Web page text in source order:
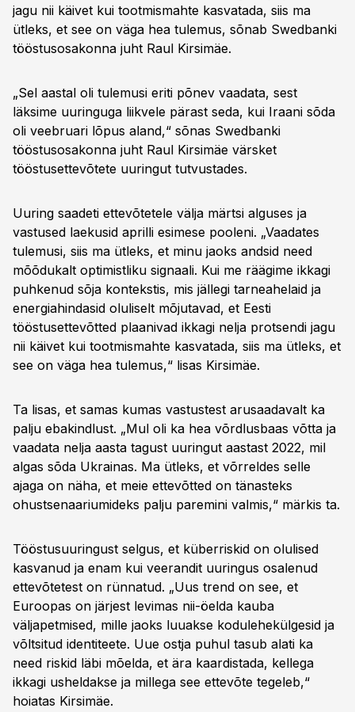
21:01Tootearendus ja palgaküsimused
24:26 Eksport ja sihtturud
30:29Investeerimiskliima paranemine
37:03 Digitaliseerimise ja automatiseerimise
vajadus
43:31
AI kasutamine tööstuses
jagu nii käivet kui tootmismahte kasvatada, siis ma
ütleks, et see on väga hea tulemus, sõnab Swedbanki
tööstusosakonna juht Raul Kirsimäe.
„Sel aastal oli tulemusi eriti põnev vaadata, sest
läksime uuringuga liikvele pärast seda, kui Iraani sõda
oli veebruari lõpus aland,“ sõnas Swedbanki
tööstusosakonna juht Raul Kirsimäe värsket
tööstusettevõtete uuringut tutvustades.
Uuring saadeti ettevõtetele välja märtsi alguses ja
vastused laekusid aprilli esimese pooleni. „Vaadates
tulemusi, siis ma ütleks, et minu jaoks andsid need
mõõdukalt optimistliku signaali. Kui me räägime ikkagi
puhkenud sõja kontekstis, mis jällegi tarneahelaid ja
energiahindasid oluliselt mõjutavad, et Eesti
tööstusettevõtted plaanivad ikkagi nelja protsendi jagu
nii käivet kui tootmismahte kasvatada, siis ma ütleks, et
see on väga hea tulemus,“ lisas Kirsimäe.
Ta lisas, et samas kumas vastustest arusaadavalt ka
palju ebakindlust. „Mul oli ka hea võrdlusbaas võtta ja
vaadata nelja aasta tagust uuringut aastast 2022, mil
algas sõda Ukrainas. Ma ütleks, et võrreldes selle
ajaga on näha, et meie ettevõtted on tänasteks
ohustsenaariumideks palju paremini valmis,“ märkis ta.
Tööstusuuringust selgus, et küberriskid on olulised
kasvanud ja enam kui veerandit uuringus osalenud
ettevõtetest on rünnatud. „Uus trend on see, et
Euroopas on järjest levimas nii-öelda kauba
väljapetmised, mille jaoks luuakse kodulehekülgesid ja
võltsitud identiteete. Uue ostja puhul tasub alati ka
need riskid läbi mõelda, et ära kaardistada, kellega
ikkagi usheldakse ja millega see ettevõte tegeleb,“
hoiatas Kirsimäe.